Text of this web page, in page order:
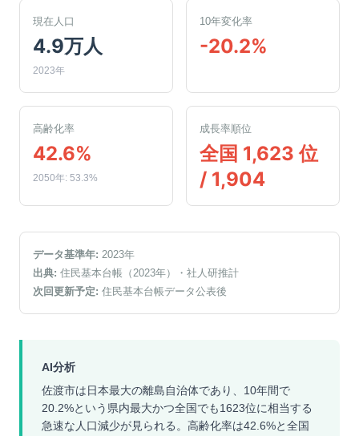
現在人口
4.9万人
2023年
10年変化率
-20.2%
高齢化率
42.6%
2050年: 53.3%
成長率順位
全国 1,623 位
/ 1,904
データ基準年: 2023年
出典: 住民基本台帳（2023年）
・社人研推計
次回更新予定: 住民基本台帳データ公表後
AI分析
佐渡市は日本最大の離島自治体であり、10年間で
20.2%という県内最大かつ全国でも1623位に相当する
急速な人口減少が見られる。高齢化率は42.6%と全国